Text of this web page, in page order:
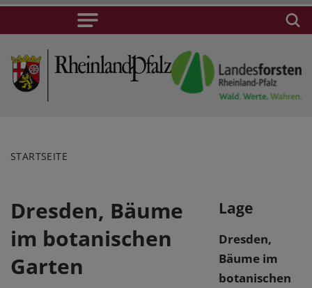
STARTSEITE
Dresden, Bäume
im botanischen
Garten
Lage
Dresden,
Bäume im
botanischen